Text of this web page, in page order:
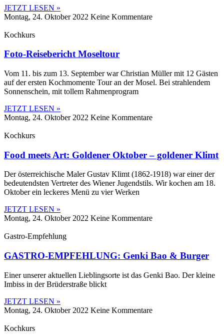
JETZT LESEN »
Montag, 24. Oktober 2022 Keine Kommentare
Kochkurs
Foto-Reisebericht Moseltour
Vom 11. bis zum 13. September war Christian Müller mit 12 Gästen
auf der ersten Kochmomente Tour an der Mosel. Bei strahlendem
Sonnenschein, mit tollem Rahmenprogram
JETZT LESEN »
Montag, 24. Oktober 2022 Keine Kommentare
Kochkurs
Food meets Art: Goldener Oktober – goldener Klimt
Der österreichische Maler Gustav Klimt (1862-1918) war einer der
bedeutendsten Vertreter des Wiener Jugendstils. Wir kochen am 18.
Oktober ein leckeres Menü zu vier Werken
JETZT LESEN »
Montag, 24. Oktober 2022 Keine Kommentare
Gastro-Empfehlung
GASTRO-EMPFEHLUNG: Genki Bao & Burger
Einer unserer aktuellen Lieblingsorte ist das Genki Bao. Der kleine
Imbiss in der Brüderstraße blickt
JETZT LESEN »
Montag, 24. Oktober 2022 Keine Kommentare
Kochkurs